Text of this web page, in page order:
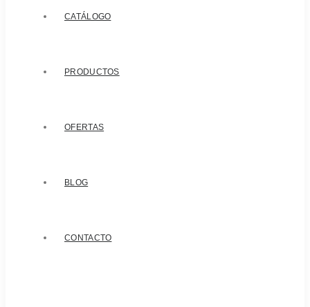
CATÁLOGO
PRODUCTOS
OFERTAS
BLOG
CONTACTO